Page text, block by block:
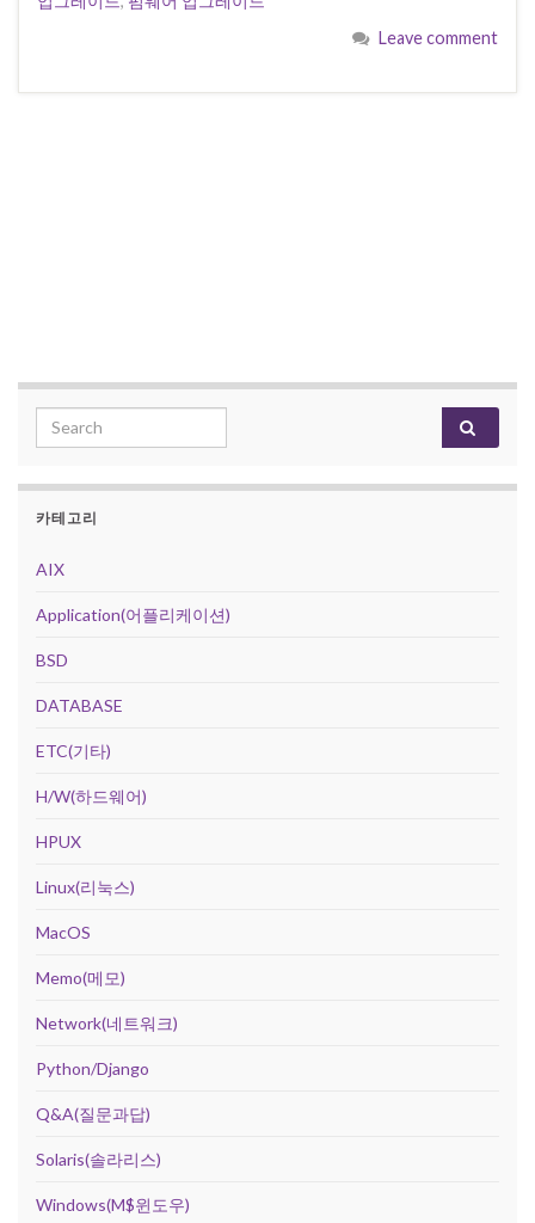
Leave comment
Search for:
카테고리
AIX
Application(어플리케이션)
BSD
DATABASE
ETC(기타)
H/W(하드웨어)
HPUX
Linux(리눅스)
MacOS
Memo(메모)
Network(네트워크)
Python/Django
Q&A(질문과답)
Solaris(솔라리스)
Windows(M$윈도우)